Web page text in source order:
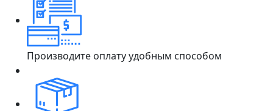
Производите оплату удобным способом